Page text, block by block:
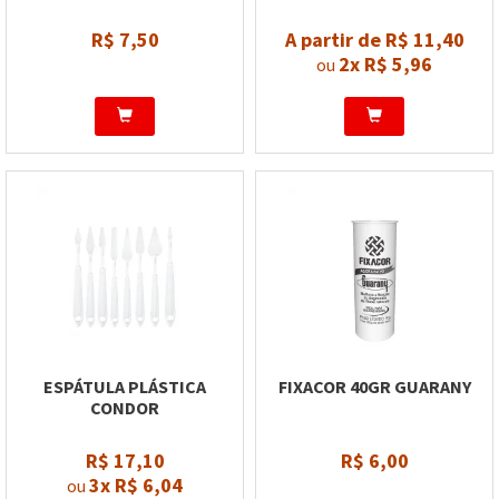
R$ 7,50 A partir de R$ 11,40
ou 2x R$ 5,96
ESPÁTULA PLÁSTICA
CONDOR
R$ 17,10
ou 3x R$ 6,04
FIXACOR 40GR GUARANY
R$ 6,00